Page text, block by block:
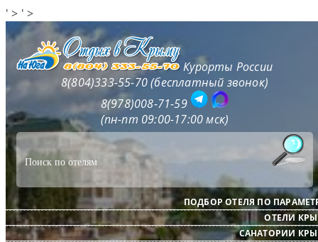
' > ' >
Курорты России
8(804)333-55-70 (бесплатный звонок)
8(978)008-71-59
(пн-пт 09:00-17:00 мск)
ПОДБОР ОТЕЛЯ ПО
ОТЕЛИ
САНАТОРИИ